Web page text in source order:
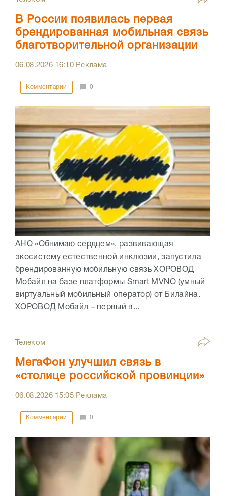
В России появилась первая
брендированная мобильная связь
благотворительной организации
06.08.2026 16:10Реклама
Комментарии 0
АНО «Обнимаю сердцем», развивающая
экосистему естественной инклюзии, запустила
брендированную мобильную связь ХОРОВОД
Мобайл на базе платформы Smart MVNO (умный
виртуальный мобильный оператор) от Билайна.
ХОРОВОД Мобайл – первый в...
Телеком
МегаФон улучшил связь в
«столице российской провинции»
06.08.2026 15:05Реклама
Комментарии 0